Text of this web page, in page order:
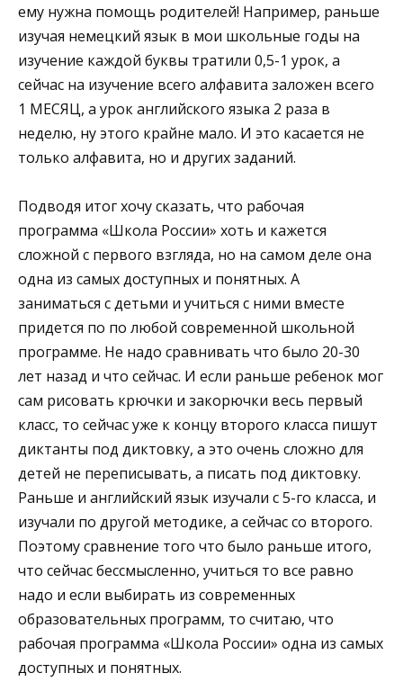
ему нужна помощь родителей! Например, раньше
изучая немецкий язык в мои школьные годы на
изучение каждой буквы тратили 0,5-1 урок, а
сейчас на изучение всего алфавита заложен всего
1 МЕСЯЦ, а урок английского языка 2 раза в
неделю, ну этого крайне мало. И это касается не
только алфавита, но и других заданий.
Подводя итог хочу сказать, что рабочая
программа «Школа России» хоть и кажется
сложной с первого взгляда, но на самом деле она
одна из самых доступных и понятных. А
заниматься с детьми и учиться с ними вместе
придется по по любой современной школьной
программе. Не надо сравнивать что было 20-30
лет назад и что сейчас. И если раньше ребенок мог
сам рисовать крючки и закорючки весь первый
класс, то сейчас уже к концу второго класса пишут
диктанты под диктовку, а это очень сложно для
детей не переписывать, а писать под диктовку.
Раньше и английский язык изучали с 5-го класса, и
изучали по другой методике, а сейчас со второго.
Поэтому сравнение того что было раньше итого,
что сейчас бессмысленно, учиться то все равно
надо и если выбирать из современных
образовательных программ, то считаю, что
рабочая программа «Школа России» одна из самых
доступных и понятных.